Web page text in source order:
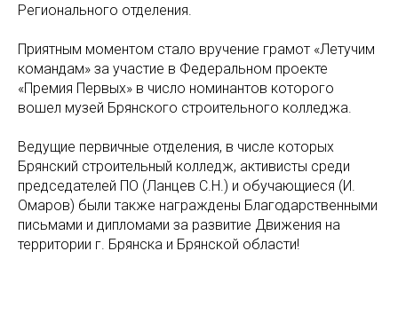
Регионального отделения.
Приятным моментом стало вручение грамот «Летучим
командам» за участие в Федеральном проекте
«Премия Первых» в число номинантов которого
вошел музей Брянского строительного колледжа.
Ведущие первичные отделения, в числе которых
Брянский строительный колледж, активисты среди
председателей ПО (Ланцев С.Н.) и обучающиеся (И.
Омаров) были также награждены Благодарственными
письмами и дипломами за развитие Движения на
территории г. Брянска и Брянской области!